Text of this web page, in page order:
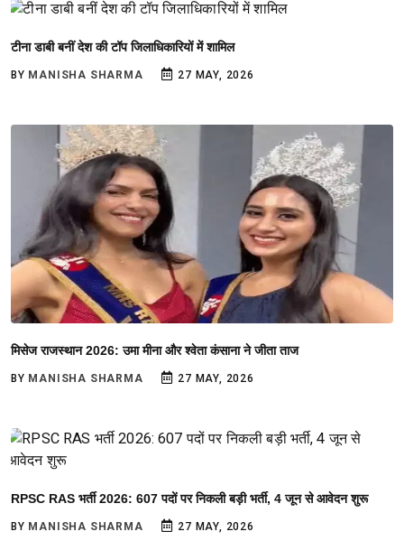
टीना डाबी बनीं देश की टॉप जिलाधिकारियों में शामिल
BY MANISHA SHARMA 27 MAY, 2026
मिसेज राजस्थान 2026: उमा मीना और श्वेता कंसाना ने जीता ताज
BY MANISHA SHARMA 27 MAY, 2026
RPSC RAS भर्ती 2026: 607 पदों पर निकली बड़ी भर्ती, 4 जून से आवेदन शुरू
BY MANISHA SHARMA 27 MAY, 2026